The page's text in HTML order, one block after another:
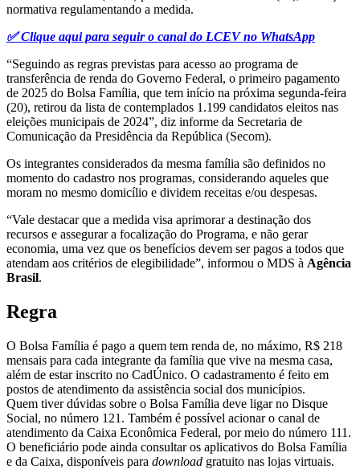
normativa regulamentando a medida.
✅ Clique aqui para seguir o canal do LCEV no WhatsApp
“Seguindo as regras previstas para acesso ao programa de
transferência de renda do Governo Federal, o primeiro pagamento
de 2025 do Bolsa Família, que tem início na próxima segunda-feira
(20), retirou da lista de contemplados 1.199 candidatos eleitos nas
eleições municipais de 2024”, diz informe da Secretaria de
Comunicação da Presidência da República (Secom).
Os integrantes considerados da mesma família são definidos no
momento do cadastro nos programas, considerando aqueles que
moram no mesmo domicílio e dividem receitas e/ou despesas.
“Vale destacar que a medida visa aprimorar a destinação dos
recursos e assegurar a focalização do Programa, e não gerar
economia, uma vez que os benefícios devem ser pagos a todos que
atendam aos critérios de elegibilidade”, informou o MDS à Agência
Brasil.
Regra
O Bolsa Família é pago a quem tem renda de, no máximo, R$ 218
mensais para cada integrante da família que vive na mesma casa,
além de estar inscrito no CadÚnico. O cadastramento é feito em
postos de atendimento da assistência social dos municípios.
Quem tiver dúvidas sobre o Bolsa Família deve ligar no Disque
Social, no número 121. Também é possível acionar o canal de
atendimento da Caixa Econômica Federal, por meio do número 111.
O beneficiário pode ainda consultar os aplicativos do Bolsa Família
e da Caixa, disponíveis para download gratuito nas lojas virtuais.